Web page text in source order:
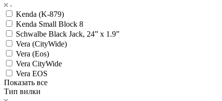
Kenda (K-879)
Kenda Small Block 8
Schwalbe Black Jack, 24” x 1.9”
Vera (CityWide)
Vera (Eos)
Vera CityWide
Vera EOS
Показать все
Тип вилки